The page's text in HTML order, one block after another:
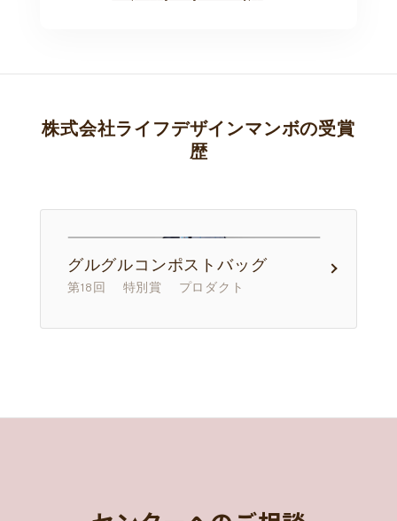
株式会社ライフデザインマンボの受賞
歴
グルグルコンポストバッグ
第18回 特別賞 プロダクト